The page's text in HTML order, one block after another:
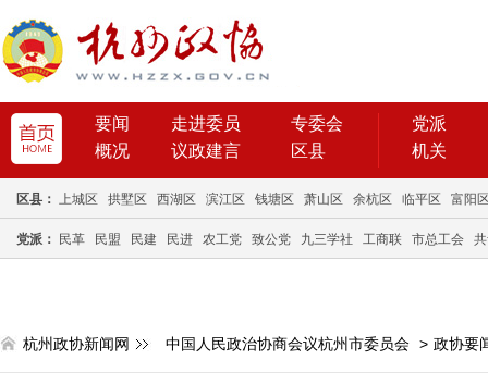
要闻 走进委员
专委会
概况
议政建言 区县
党派
机关
区县： 上城区 拱墅区 西湖区 滨江区 钱塘区 萧山区 余杭区 临平区 富阳
党派： 民革 民盟 民建 民进 农工党 致公党 九三学社 工商联 市总工会
杭州政协新闻网 中国人民政治协商会议杭州市委员会 > 政协要